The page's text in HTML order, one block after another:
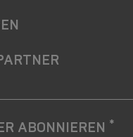
ABONNIEREN *